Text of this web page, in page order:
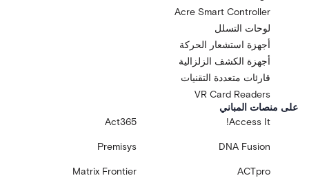
Acre Smart Controller
لوحات التسلل
أجهزة استشعار الحركة
أجهزة الكشف الزلزالية
قارئات متعددة التقنيات
VR Card Readers
على منصات المباني
Access It!
Act365
DNA Fusion
Premisys
ACTpro
Matrix Frontier